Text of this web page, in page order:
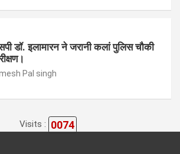
डॉ. इलामारन ने जरानी कलां पुलिस चौकी
Pal singh
Visits : 0074